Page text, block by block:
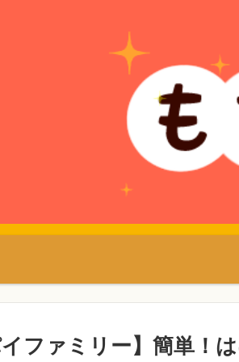
イファミリー】簡単！